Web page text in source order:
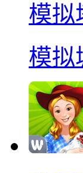
模拟
模拟